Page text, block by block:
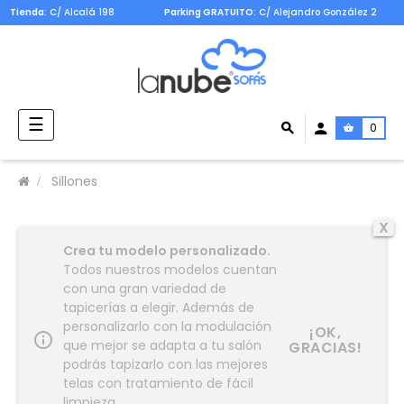
Tienda: C/ Alcalá 198 Parking GRATUITO: C/ Alejandro González 2
Navegación
de
palanca
☰ 0
Sillones
X
info_outline
Crea tu modelo personalizado.
Todos nuestros modelos cuentan
con una gran variedad de
tapicerías a elegir. Además de
personalizarlo con la modulación
que mejor se adapta a tu salón
podrás tapizarlo con las mejores
telas con tratamiento de fácil
¡OK,
GRACIAS!